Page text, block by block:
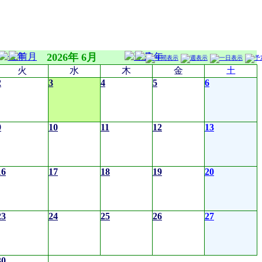
2026年 6月
火 水 木 金
土
3 4 5 6
10 11 12 13
17 18 19 20
24 25 26 27